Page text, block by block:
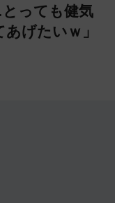
っても健気
げたいｗ」